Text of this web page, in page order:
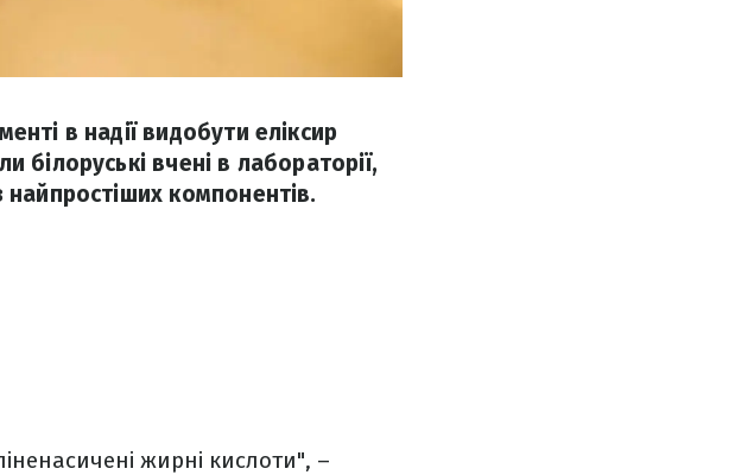
в надії видобути еліксир
білоруські вчені в лабораторії,
найпростіших компонентів.
жирні кислоти", –